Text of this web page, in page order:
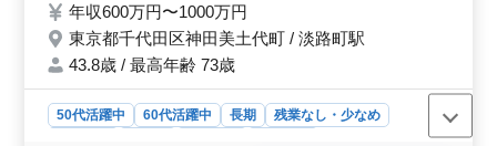
代以上の方も活躍中です。 ブランクがある
方もお気軽にご応募下さい。 お待ちしてお
ります＾＾！
年収600万円〜1000万円
東京都千代田区神田美土代町 / 淡路町駅
43.8歳 / 最高年齢 73歳
50代活躍中 60代活躍中 長期
残業なし・少なめ